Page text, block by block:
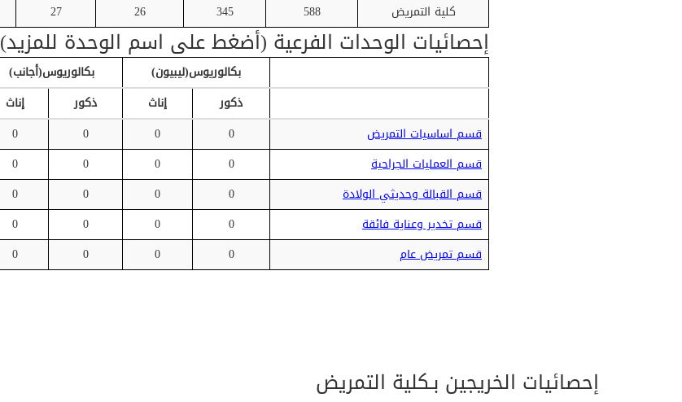
كلية التمريض
588
345
26
27
إحصائيات الوحدات الفرعية (أضغط على اسم الوحدة للمزيد)
بكالوريوس(ليبيون) بكالوريوس(أجانب)
ذكور
إناث ذكور إناث
قسم اساسيات التمريض
0
0
0
0
قسم العمليات الجراحية
0
0
0
0
قسم القبالة وحديثي الولادة
0
0
0
0
قسم تخدير وعناية فائقة
0
0
0
0
قسم تمريض عام
0
0
0
0
إحصائيات الخريجين بـكلية التمريض